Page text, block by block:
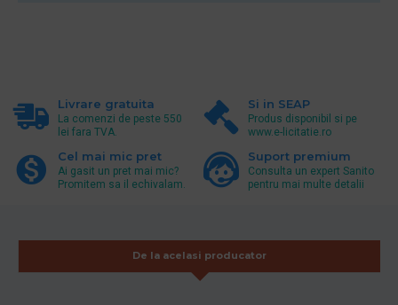
Livrare gratuita
La comenzi de peste 550
lei fara TVA.
Si in SEAP
Produs disponibil si pe
www.e-licitatie.ro
Cel mai mic pret
Ai gasit un pret mai mic?
Promitem sa il echivalam.
Suport premium
Consulta un expert Sanito
pentru mai multe detalii
De la acelasi producator